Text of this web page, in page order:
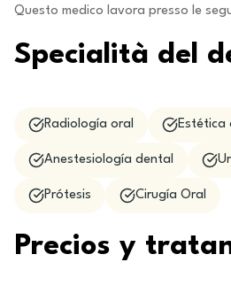
Questo medico lavora presso le
Specialità del
Radiología oral Estética
Anestesiología dental
Prótesis Cirugía Oral
Precios y